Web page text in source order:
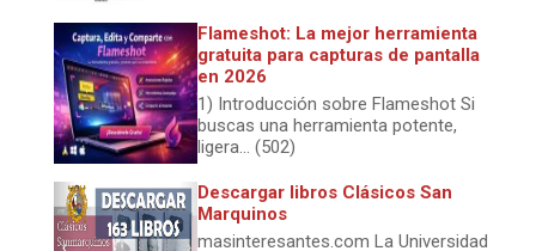
Flameshot: La mejor herramienta
gratuita para capturas de pantalla
en 2026
1) Introducción sobre Flameshot Si
buscas una herramienta potente,
ligera... (502)
Descargar libros Clásicos San
Marquinos
masinteresantes.com La Universidad